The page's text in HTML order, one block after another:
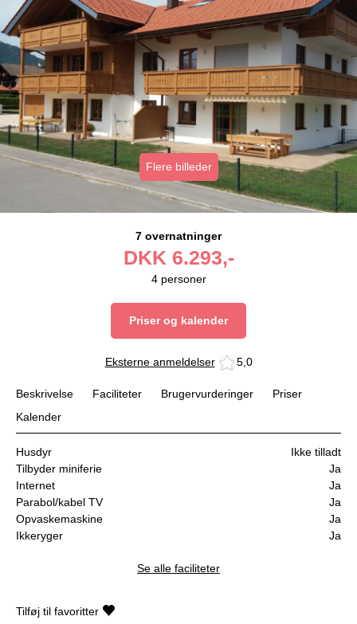
Flere billeder
7 overnatninger
DKK 6.293,-
4 personer
Priser og kalender
Eksterne anmeldelser 5,0
Beskrivelse Faciliteter Brugervurderinger
Priser
Kalender
Husdyr
Ikke tilladt
Tilbyder miniferie
Ja
Internet
Ja
Parabol/kabel TV
Ja
Opvaskemaskine
Ja
Ikkeryger
Ja
Se alle faciliteter
Tilføj til favoritter